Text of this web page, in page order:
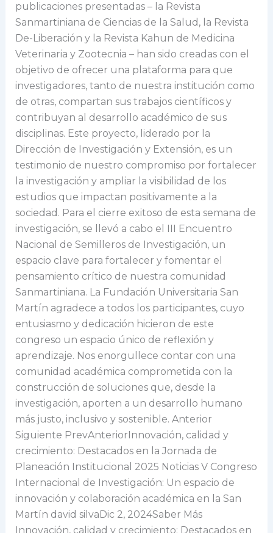
publicaciones presentadas – la Revista
Sanmartiniana de Ciencias de la Salud, la Revista
De-Liberación y la Revista Kahun de Medicina
Veterinaria y Zootecnia – han sido creadas con el
objetivo de ofrecer una plataforma para que
investigadores, tanto de nuestra institución como
de otras, compartan sus trabajos científicos y
contribuyan al desarrollo académico de sus
disciplinas. Este proyecto, liderado por la
Dirección de Investigación y Extensión, es un
testimonio de nuestro compromiso por fortalecer
la investigación y ampliar la visibilidad de los
estudios que impactan positivamente a la
sociedad. Para el cierre exitoso de esta semana de
investigación, se llevó a cabo el III Encuentro
Nacional de Semilleros de Investigación, un
espacio clave para fortalecer y fomentar el
pensamiento crítico de nuestra comunidad
Sanmartiniana. La Fundación Universitaria San
Martín agradece a todos los participantes, cuyo
entusiasmo y dedicación hicieron de este
congreso un espacio único de reflexión y
aprendizaje. Nos enorgullece contar con una
comunidad académica comprometida con la
construcción de soluciones que, desde la
investigación, aporten a un desarrollo humano
más justo, inclusivo y sostenible. Anterior
Siguiente PrevAnteriorInnovación, calidad y
crecimiento: Destacados en la Jornada de
Planeación Institucional 2025 Noticias V Congreso
Internacional de Investigación: Un espacio de
innovación y colaboración académica en la San
Martín david silvaDic 2, 2024Saber Más
Innovación, calidad y crecimiento: Destacados en